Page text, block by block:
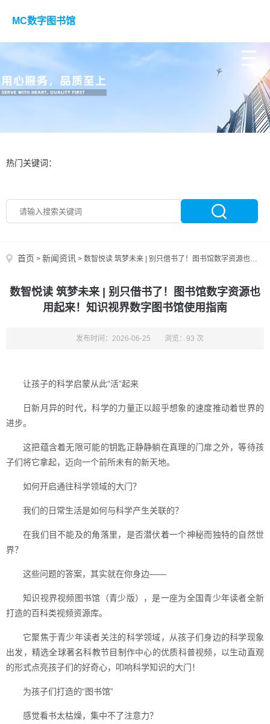
MC数字图书馆
热门关键词：
首页 > 新闻资讯 > 数智悦读 筑梦未来 | 别只借书了！图书馆数字资源也用起来！知识视界数字图书馆使用指南
数智悦读 筑梦未来 | 别只借书了！图书馆数字资源也
用起来！知识视界数字图书馆使用指南
发布时间：2026-06-25 浏览：93 次
让孩子的科学启蒙从此“活”起来
日新月异的时代，科学的力量正以超乎想象的速度推动着世界的
进步。
这把蕴含着无限可能的钥匙正静静躺在真理的门扉之外，等待孩
子们将它拿起，迈向一个前所未有的新天地。
如何开启通往科学领域的大门？
我们的日常生活是如何与科学产生关联的？
在我们目不能及的角落里，是否潜伏着一个神秘而独特的自然世
界？
这些问题的答案，其实就在你身边——
知识视界视频图书馆（青少版），是一座为全国青少年读者全新
打造的百科类视频资源库。
它聚焦于青少年读者关注的科学领域，从孩子们身边的科学现象
出发，精选全球著名科教节目制作中心的优质科普视频，以生动直观
的形式点亮孩子们的好奇心，叩响科学知识的大门！
为孩子们打造的“图书馆”
感觉看书太枯燥，集中不了注意力？